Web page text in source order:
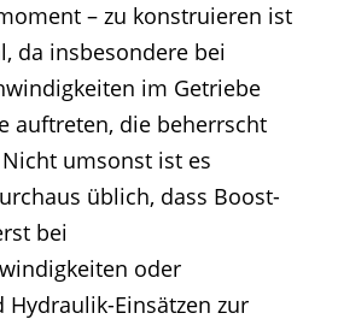
– zu konstruieren ist
da insbesondere bei
im Getriebe
auftreten, die beherrscht
umsonst ist es
üblich, dass Boost-
bei
oder
Einsätzen zur